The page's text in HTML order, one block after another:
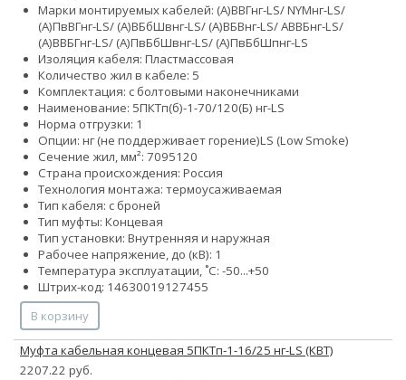
Марки монтируемых кабелей: (А)ВВГнг-LS/ NYMнг-LS/
(А)ПвВГнг-LS/ (А)ВБбШвнг-LS/ (А)ВБВнг-LS/ АВВБнг-LS/
(А)ВВБГнг-LS/ (А)ПвБбШвнг-LS/ (А)ПвБбШпнг-LS
Изоляция кабеля: Пластмассовая
Количество жил в кабеле: 5
Комплектация: с болтовыми наконечниками
Наименование: 5ПКТп(б)-1-70/120(Б) нг-LS
Норма отгрузки: 1
Опции: нг (не поддерживает горение)LS (Low Smoke)
Сечение жил, мм²: 7095120
Страна происхождения: Россия
Технология монтажа: термоусаживаемая
Тип кабеля: с броней
Тип муфты: Концевая
Тип установки: Внутренняя и наружная
Рабочее напряжение, до (кВ): 1
Температура эксплуатации, ˚С: -50...+50
Штрих-код: 14630019127455
В корзину
Муфта кабельная концевая 5ПКТп-1-16/25 нг-LS (КВТ)
2207.22 руб.